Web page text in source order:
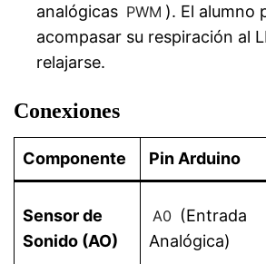
analógicas PWM ). El alumno
acompasar su respiración al
relajarse.
Conexiones
Componente Pin Arduino
Sensor de
Sonido (AO)
A0 (Entrada
Analógica)